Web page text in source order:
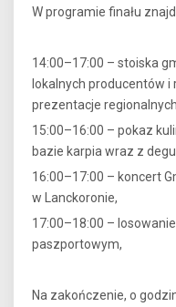
W programie finału
14:00–17:00 – stoiska
lokalnych producentów
prezentacje
15:00–16:00 – pokaz
bazie karpia wraz z
16:00–17:00 – koncert
w Lanckoronie,
17:00–18:00 –
paszportowym,
Na zakończenie, o